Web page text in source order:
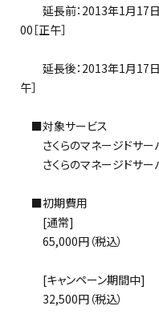
延長前：2013年1月17日（
00［正午］
延長後：2013年1月17日（
午］
■対象サービス
さくらのマネージドサー
さくらのマネージドサーバ
■初期費用
[通常]
65,000円（税込）
[キャンペーン期間中]
32,500円（税込）